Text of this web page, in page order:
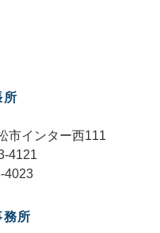
所
市インター西111
4121
4023
所